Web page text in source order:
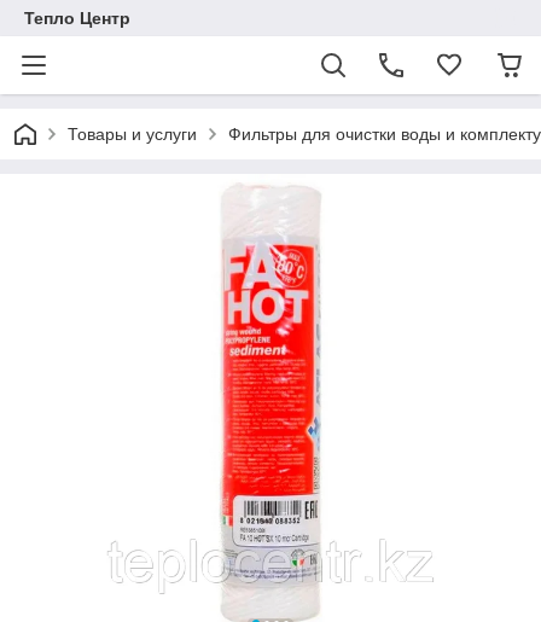
Тепло Центр
Товары и услуги Фильтры для очистки воды и